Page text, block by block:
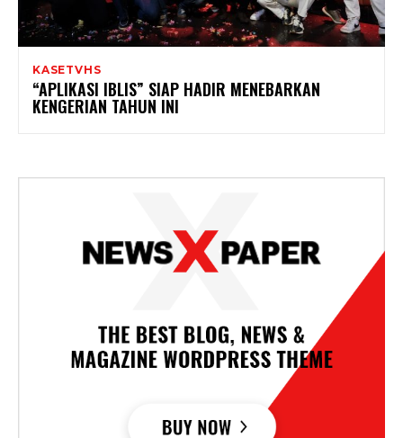
KASETVHS
“APLIKASI IBLIS” SIAP HADIR MENEBARKAN
KENGERIAN TAHUN INI